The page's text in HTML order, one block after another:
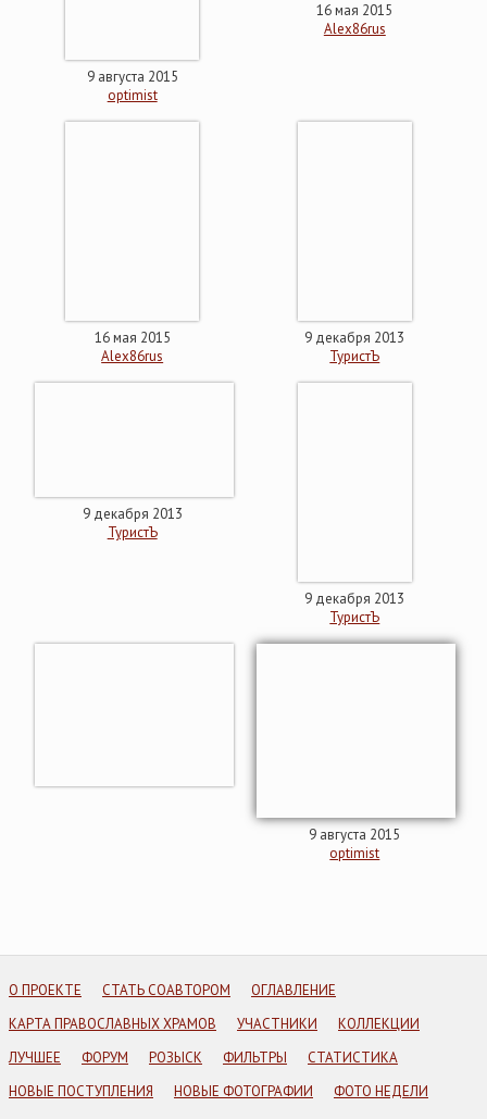
9 августа 2015
optimist
16 мая 2015
Alex86rus
16 мая 2015
Alex86rus
9 декабря 2013
ТуристЪ
9 декабря 2013
ТуристЪ
9 декабря 2013
ТуристЪ
9 августа 2015
optimist
О ПРОЕКТЕ СТАТЬ СОАВТОРОМ
ОГЛАВЛЕНИЕ
КАРТА ПРАВОСЛАВНЫХ ХРАМОВ
УЧАСТНИКИ
КОЛЛЕКЦИИ
ЛУЧШЕЕ
ФОРУМ РОЗЫСК ФИЛЬТРЫ
СТАТИСТИКА
НОВЫЕ ПОСТУПЛЕНИЯ
НОВЫЕ ФОТОГРАФИИ
ФОТО НЕДЕЛИ